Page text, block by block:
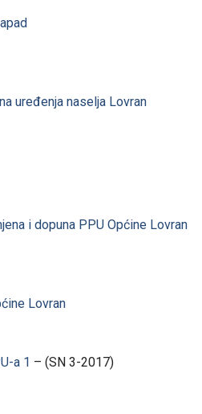
uređenja naselja Lovran
i dopuna PPU Općine Lovran
Lovran
a 1 – (SN 3-2017)